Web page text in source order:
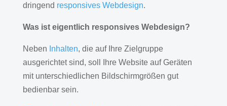
dringend responsives Webdesign.
Was ist eigentlich responsives Webdesign?
Neben Inhalten, die auf Ihre Zielgruppe
ausgerichtet sind, soll Ihre Website auf Geräten
mit unterschiedlichen Bildschirmgrößen gut
bedienbar sein.